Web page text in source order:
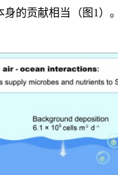
的贡献相当（图1）